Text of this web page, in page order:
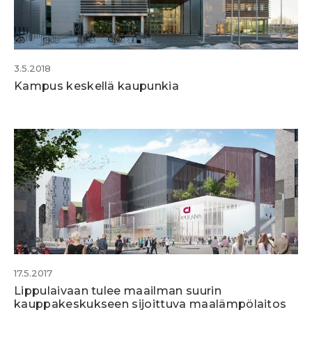
3.5.2018
Kampus keskellä kaupunkia
17.5.2017
Lippulaivaan tulee maailman suurin
kauppakeskukseen sijoittuva maalämpölaitos